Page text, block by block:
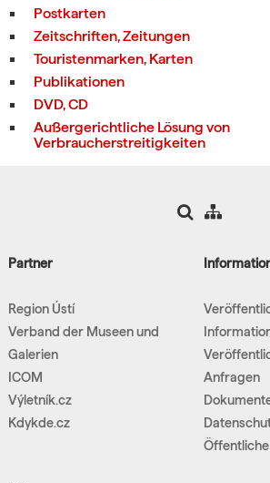
Postkarten
Zeitschriften, Zeitungen
Touristenmarken, Karten
Publikationen
DVD, CD
Außergerichtliche Lösung von
Verbraucherstreitigkeiten
Partner
Region Ústí
Verband der Museen und
Galerien
ICOM
Výletník.cz
Kdykde.cz
Anfragen